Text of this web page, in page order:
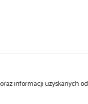
informacji uzyskanych od